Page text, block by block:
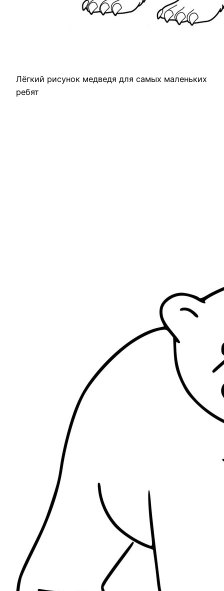
Лёгкий рисунок медведя для самых маленьких
ребят